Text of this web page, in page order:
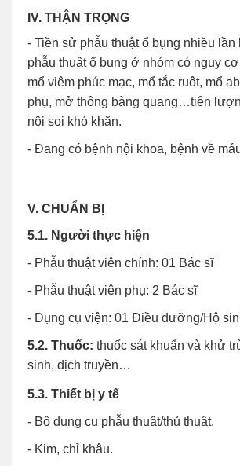
IV. THẬN TRỌNG
- Tiền sử phẫu thuật ổ bụng nhiều lần
phẫu thuật ổ bụng ở nhóm có nguy
mổ viêm phúc mạc, mổ tắc ruôt, mổ
phụ, mở thông bàng quang…tiên
nội soi khó khăn.
- Đang có bệnh nội khoa, bệnh về
V. CHUẨN BỊ
5.1. Người thực hiện
- Phẫu thuật viên chính: 01 Bác sĩ
- Phẫu thuật viên phụ: 2 Bác sĩ
- Dụng cụ viện: 01 Điều dưỡng/Hộ
5.2. Thuốc: thuốc sát khuẩn và khử
sinh, dịch truyền…
5.3. Thiết bị y tế
- Bộ dụng cụ phẫu thuật/thủ thuật.
- Kim, chỉ khâu.